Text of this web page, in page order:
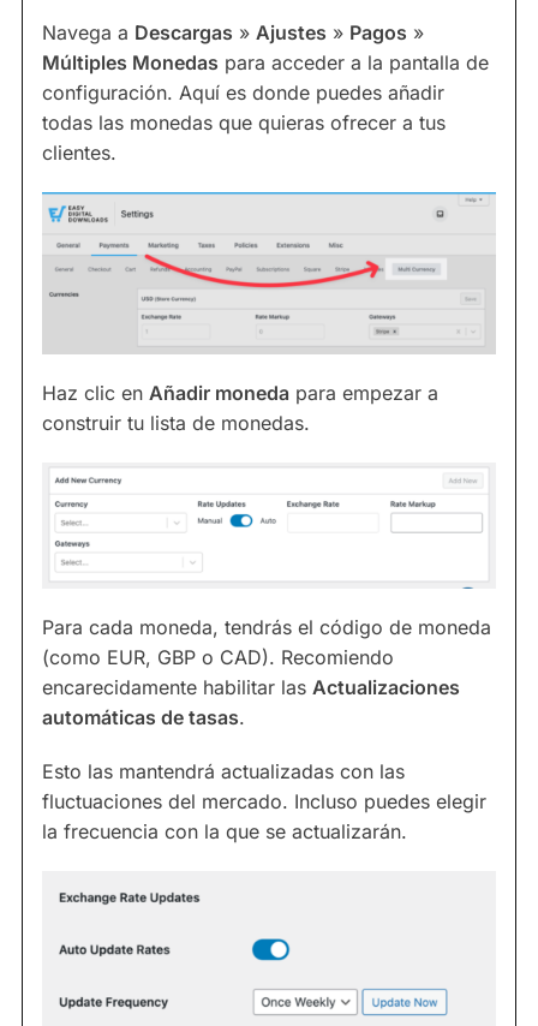
Navega a Descargas » Ajustes » Pagos »
Múltiples Monedas para acceder a la pantalla de
configuración. Aquí es donde puedes añadir
todas las monedas que quieras ofrecer a tus
clientes.
Haz clic en Añadir moneda para empezar a
construir tu lista de monedas.
Para cada moneda, tendrás el código de moneda
(como EUR, GBP o CAD). Recomiendo
encarecidamente habilitar las Actualizaciones
automáticas de tasas.
Esto las mantendrá actualizadas con las
fluctuaciones del mercado. Incluso puedes elegir
la frecuencia con la que se actualizarán.